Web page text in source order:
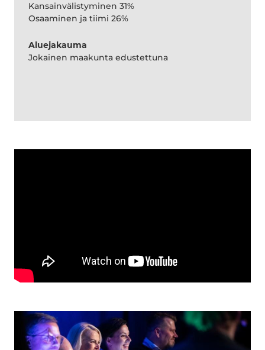
Kansainvälistyminen 31%
Osaaminen ja tiimi 26%
Aluejakauma
Jokainen maakunta edustettuna